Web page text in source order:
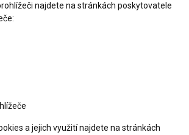
najdete na stránkách poskytovatele
a jejich využití najdete na stránkách